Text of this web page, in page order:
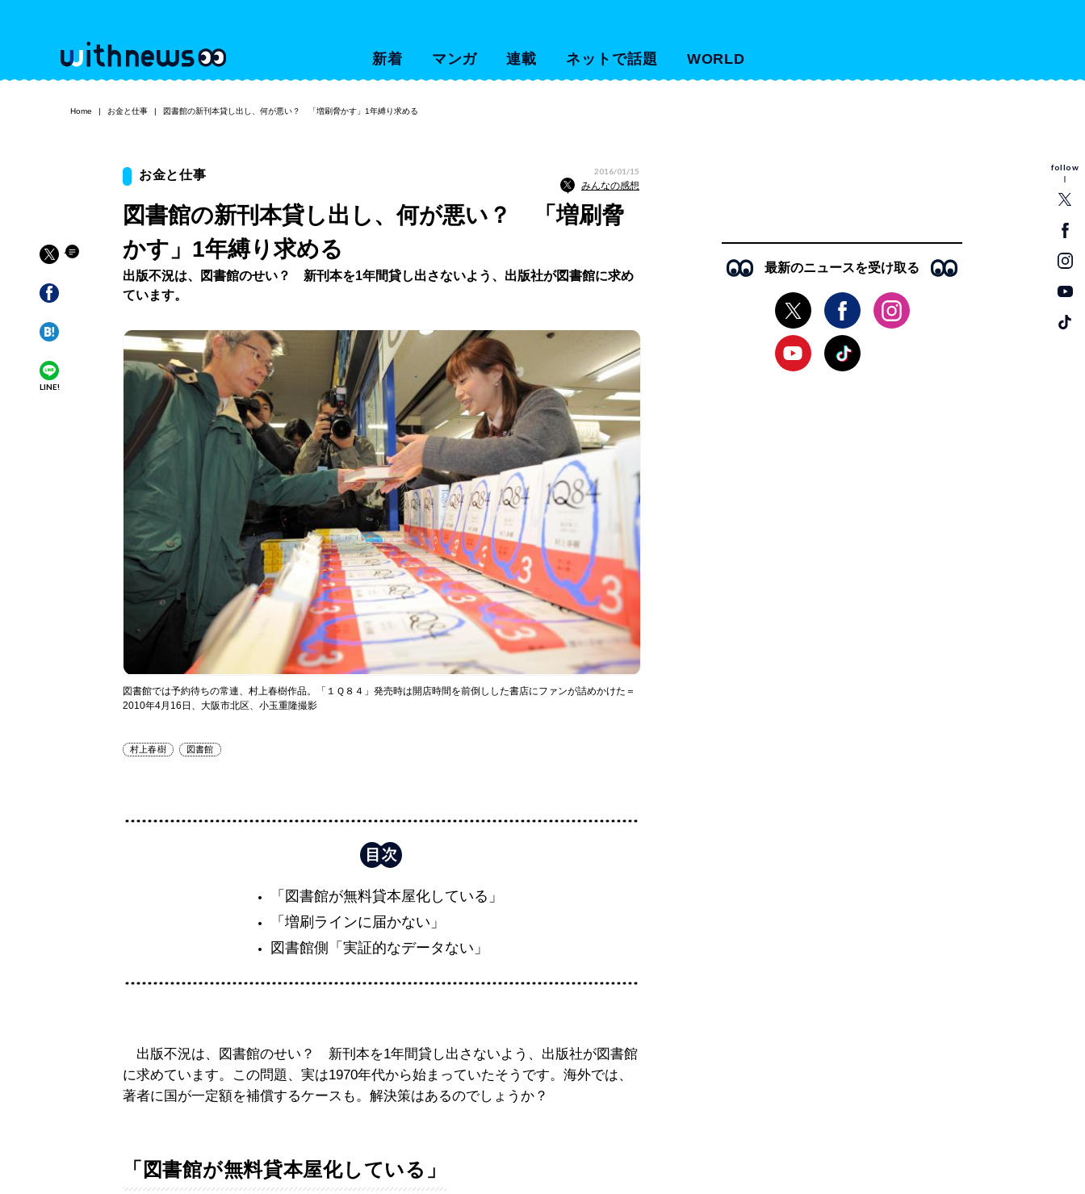
新着 マンガ 連載 ネットで話題 WORLD
follow
Home お金と仕事 図書館の新刊本貸し出し、何が悪い？ 「増刷脅かす」1年縛り求める
LINE!
お金と仕事 2016/01/15
みんなの感想
図書館の新刊本貸し出し、何が悪い？ 「増刷脅
かす」1年縛り求める
出版不況は、図書館のせい？ 新刊本を1年間貸し出さないよう、出版社が図書館に求め
ています。
図書館では予約待ちの常連、村上春樹作品。「１Ｑ８４」発売時は開店時間を前倒しした書店にファンが詰めかけた＝
2010年4月16日、大阪市北区、小玉重隆撮影
村上春樹 図書館
「図書館が無料貸本屋化している」
「増刷ラインに届かない」
図書館側「実証的なデータない」
出版不況は、図書館のせい？ 新刊本を1年間貸し出さないよう、出版社が図書館
に求めています。この問題、実は1970年代から始まっていたそうです。海外では、
著者に国が一定額を補償するケースも。解決策はあるのでしょうか？
「図書館が無料貸本屋化している」
最新のニュースを受け取る